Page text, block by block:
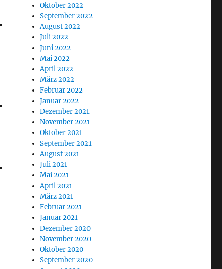
Oktober 2022
September 2022
August 2022
Juli 2022
Juni 2022
Mai 2022
April 2022
März 2022
Februar 2022
Januar 2022
Dezember 2021
November 2021
Oktober 2021
September 2021
August 2021
Juli 2021
Mai 2021
April 2021
März 2021
Februar 2021
Januar 2021
Dezember 2020
November 2020
Oktober 2020
September 2020